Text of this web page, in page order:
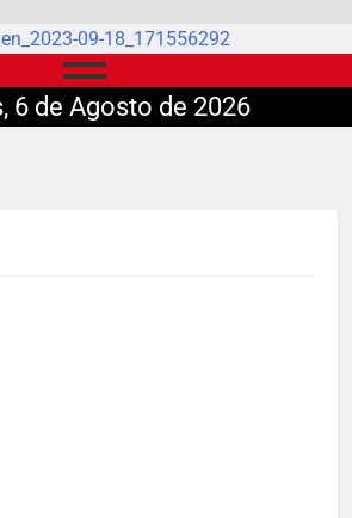
6 de Agosto de 2026